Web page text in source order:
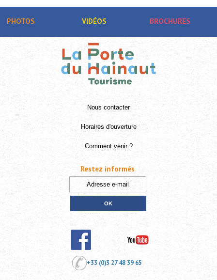
PHOTOS VIDÉOS BROCHURES
Nous contacter
Horaires d'ouverture
Comment venir ?
+33 (0)3 27 48 39 65
Restez informés